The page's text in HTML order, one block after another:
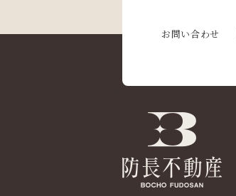
お問い合わせ